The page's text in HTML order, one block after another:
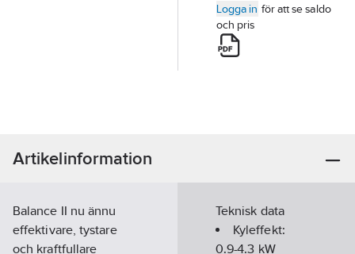
Logga in för att se saldo
och pris
Artikelinformation
Balance II nu ännu
effektivare, tystare
och kraftfullare
Teknisk data
Kyleffekt:
0.9-4.3 kW